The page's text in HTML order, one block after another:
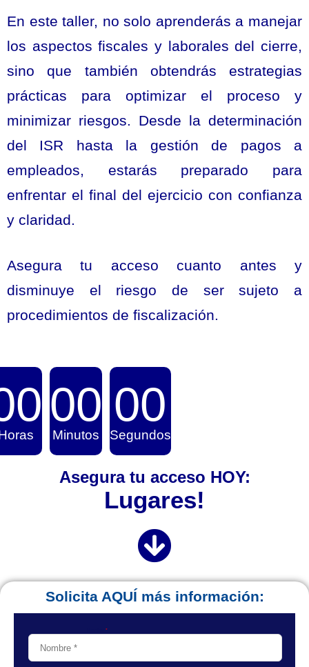
En este taller, no solo aprenderás a manejar
los aspectos fiscales y laborales del cierre,
sino que también obtendrás estrategias
prácticas para optimizar el proceso y
minimizar riesgos. Desde la determinación
del ISR hasta la gestión de pagos a
empleados, estarás preparado para
enfrentar el final del ejercicio con confianza
y claridad.
Asegura tu acceso cuanto antes y
disminuye el riesgo de ser sujeto a
procedimientos de fiscalización.
00
Minutos
00
Segundos
Asegura tu acceso HOY:
Solicita AQUÍ más información: